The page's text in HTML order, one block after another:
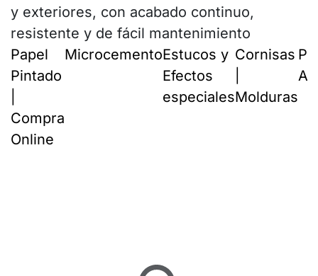
y exteriores, con acabado continuo,
resistente y de fácil mantenimiento
Papel
Pintado
Compra
Online
MicrocementoEstucos y
Efectos
especiales
Cornisas
Molduras